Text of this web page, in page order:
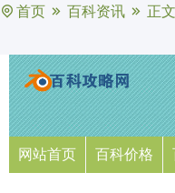
首页 百科资讯 正文
网站首页 百科价格